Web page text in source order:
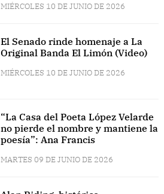
MIÉRCOLES 10 DE JUNIO DE 2026
El Senado rinde homenaje a La
Original Banda El Limón (Video)
MIÉRCOLES 10 DE JUNIO DE 2026
“La Casa del Poeta López Velarde
no pierde el nombre y mantiene la
poesía”: Ana Francis
MARTES 09 DE JUNIO DE 2026